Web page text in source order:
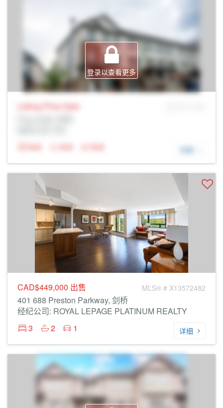
登录以查看更多
Listing Price Sale
N/A
N/A N/A 详细
CAD$449,000 出售 MLS® # X13572482
401 688 Preston Parkway, 剑桥
经纪公司: ROYAL LEPAGE PLATINUM REALTY
3
2 1 详细